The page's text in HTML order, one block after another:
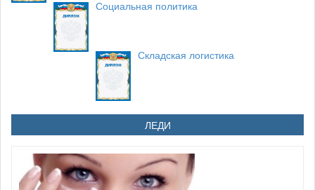
Социальная политика
Складская логистика
ЛЕДИ